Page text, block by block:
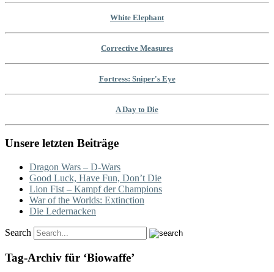
White Elephant
Corrective Measures
Fortress: Sniper's Eye
A Day to Die
Unsere letzten Beiträge
Dragon Wars – D-Wars
Good Luck, Have Fun, Don’t Die
Lion Fist – Kampf der Champions
War of the Worlds: Extinction
Die Ledernacken
Search
Tag-Archiv für ‘Biowaffe’